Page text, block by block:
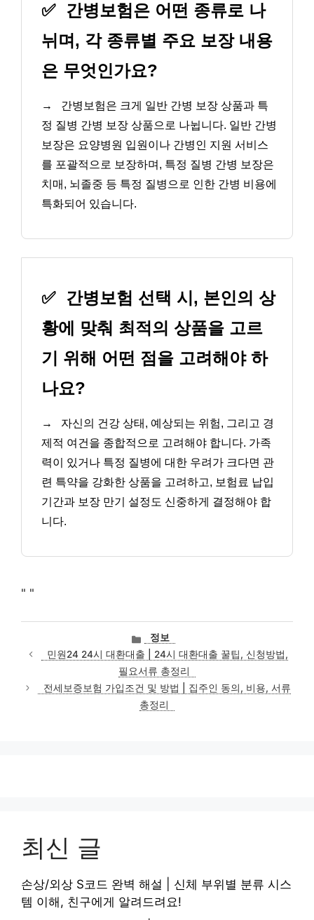
✅
간병보험은 어떤 종류로 나
뉘며, 각 종류별 주요 보장 내용
은 무엇인가요?
→
간병보험은 크게 일반 간병 보장 상품과 특
정 질병 간병 보장 상품으로 나뉩니다. 일반 간병
보장은 요양병원 입원이나 간병인 지원 서비스
를 포괄적으로 보장하며, 특정 질병 간병 보장은
치매, 뇌졸중 등 특정 질병으로 인한 간병 비용에
특화되어 있습니다.
✅
간병보험 선택 시, 본인의 상
황에 맞춰 최적의 상품을 고르
기 위해 어떤 점을 고려해야 하
나요?
→
자신의 건강 상태, 예상되는 위험, 그리고 경
제적 여건을 종합적으로 고려해야 합니다. 가족
력이 있거나 특정 질병에 대한 우려가 크다면 관
련 특약을 강화한 상품을 고려하고, 보험료 납입
기간과 보장 만기 설정도 신중하게 결정해야 합
니다.
" "
카
테
고
리
정보
민원24 24시 대환대출 | 24시 대환대출 꿀팁, 신청방법,
필요서류 총정리
전세보증보험 가입조건 및 방법 | 집주인 동의, 비용, 서류
총정리
최신 글
손상/외상 S코드 완벽 해설 | 신체 부위별 분류 시스
템 이해, 친구에게 알려드려요!